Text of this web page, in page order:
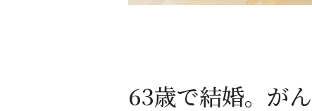
63歳で結婚。が